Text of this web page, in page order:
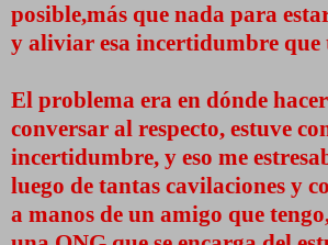
posible,más que nada para
y aliviar esa incertidumbre que
El problema era en dónde
conversar al respecto, estuve
incertidumbre, y eso me
luego de tantas cavilaciones y
a manos de un amigo que